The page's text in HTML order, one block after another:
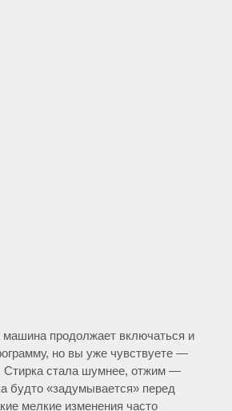
машина продолжает включаться и
но вы уже чувствуете —
Стирка стала шумнее, отжим —
будто «задумывается» перед
мелкие изменения часто